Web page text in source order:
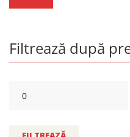
Filtrează după